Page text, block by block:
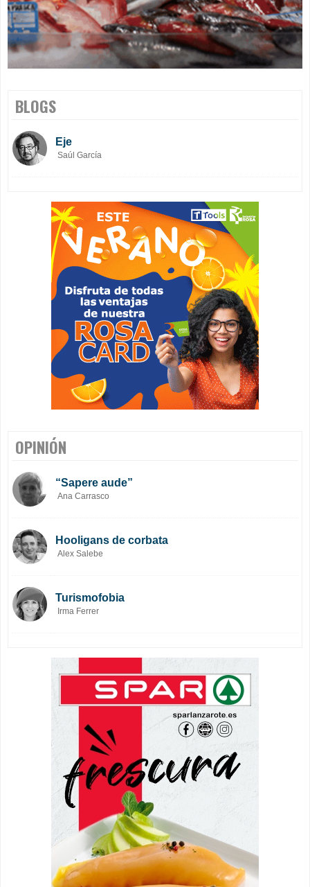
BLOGS
Eje
Saúl García
OPINIÓN
“Sapere aude”
Ana Carrasco
Hooligans de corbata
Alex Salebe
Turismofobia
Irma Ferrer